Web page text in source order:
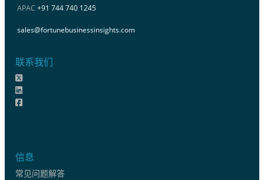
APAC +91 744 740 1245
sales@fortunebusinessinsights.com
联系我们
信息
常见问题解答